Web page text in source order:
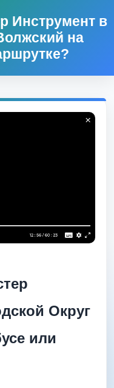
Инструмент в
на
Округ
или